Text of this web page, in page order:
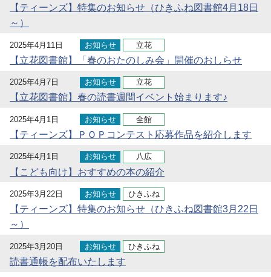
【ティーンズ】特集のお知らせ（ひきふね図書館4月18日
～）
2025年4月11日 お知らせ 立花
【立花図書館】「春のおたのしみ会」開催のおしらせ
2025年4月7日 お知らせ 立花
【立花図書館】春の読書週間イベント始まります♪
2025年4月1日 お知らせ 全館
【ティーンズ】ＰＯＰコンテスト応募作品を紹介します
2025年4月1日 お知らせ 八広
【こども向け】おすすめの本の紹介
2025年3月22日 お知らせ ひきふね
【ティーンズ】特集のお知らせ（ひきふね図書館3月22日
～）
2025年3月20日 お知らせ ひきふね
読書通帳を配布いたします